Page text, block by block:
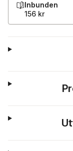
Inbunden
156 kr